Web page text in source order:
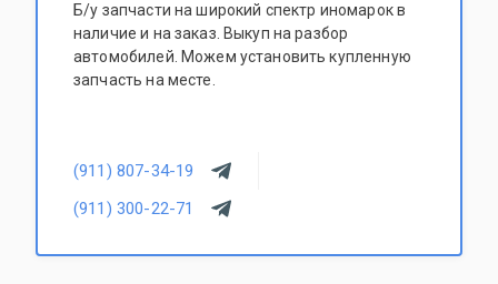
Б/у запчасти на широкий спектр иномарок в
наличие и на заказ. Выкуп на разбор
автомобилей. Можем установить купленную
запчасть на месте.
(911) 807-34-19
(911) 300-22-71